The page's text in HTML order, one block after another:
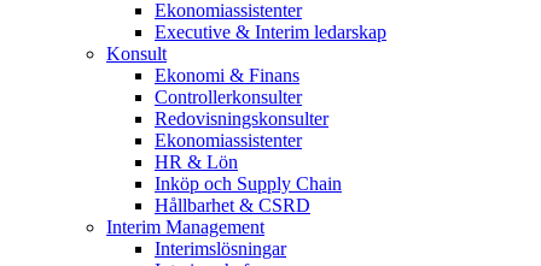
Ekonomiassistenter
Executive & Interim ledarskap
Konsult
Ekonomi & Finans
Controllerkonsulter
Redovisningskonsulter
Ekonomiassistenter
HR & Lön
Inköp och Supply Chain
Hållbarhet & CSRD
Interim Management
Interimslösningar